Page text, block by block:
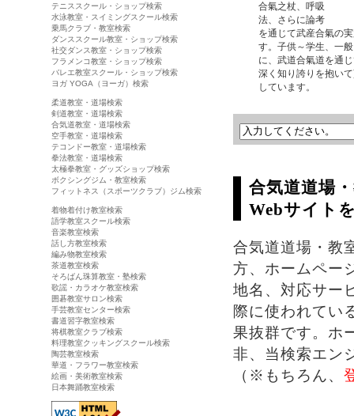
合氣之杖、呼吸
法、さらに論考
を通じて武産合氣の
す。子供～学生、一
に、武道合氣道を通
深く知り誇りを抱い
しています。
合気道道場
Webサイト
合気道道場・教
方、ホームペー
地名、対応サー
際に使われてい
果抜群です。ホ
非、当検索エン
（※もちろん、
テニススクール・ショップ検索
水泳教室・スイミングスクール検索
乗馬クラブ・教室検索
ダンススクール教室・ショップ検索
社交ダンス教室・ショップ検索
フラメンコ教室・ショップ検索
バレエ教室スクール・ショップ検索
ヨガ YOGA（ヨーガ）検索
柔道教室・道場検索
剣道教室・道場検索
合気道教室・道場検索
空手教室・道場検索
テコンドー教室・道場検索
拳法教室・道場検索
太極拳教室・グッズショップ検索
ボクシングジム・教室検索
フィットネス（スポーツクラブ）ジム検索
着物着付け教室検索
語学教室スクール検索
音楽教室検索
話し方教室検索
編み物教室検索
茶道教室検索
そろばん珠算教室・塾検索
歌謡・カラオケ教室検索
囲碁教室サロン検索
手芸教室センター検索
書道習字教室検索
将棋教室クラブ検索
料理教室クッキングスクール検索
陶芸教室検索
華道・フラワー教室検索
絵画・美術教室検索
日本舞踊教室検索